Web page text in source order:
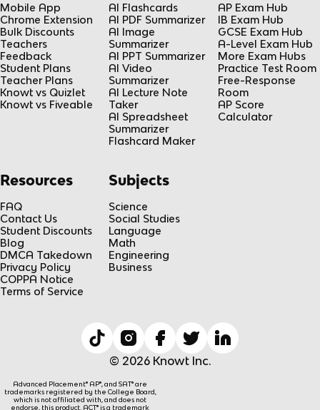
Mobile App
Chrome Extension
Bulk Discounts
Teachers
Feedback
Student Plans
Teacher Plans
Knowt vs Quizlet
Knowt vs Fiveable
AI Flashcards
AI PDF Summarizer
AI Image
Summarizer
AI PPT Summarizer
AI Video
Summarizer
AI Lecture Note
Taker
AI Spreadsheet
Summarizer
Flashcard Maker
AP Exam Hub
IB Exam Hub
GCSE Exam Hub
A-Level Exam Hub
More Exam Hubs
Practice Test Room
Free-Response
Room
AP Score
Calculator
Resources
FAQ
Contact Us
Student Discounts
Blog
DMCA Takedown
Privacy Policy
COPPA Notice
Terms of Service
Subjects
Science
Social Studies
Language
Math
Engineering
Business
© 2026 Knowt Inc.
Advanced Placement® AP®, and SAT® are
trademarks registered by the College Board,
which is not affiliated with, and does not
endorse, this product. ACT® is a trademark